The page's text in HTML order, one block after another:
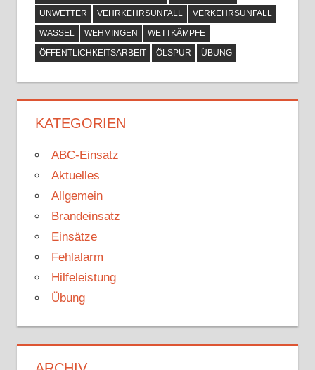
UNWETTER
VEHRKEHRSUNFALL
VERKEHRSUNFALL
WASSEL
WEHMINGEN
WETTKÄMPFE
ÖFFENTLICHKEITSARBEIT
ÖLSPUR ÜBUNG
KATEGORIEN
ABC-Einsatz
Aktuelles
Allgemein
Brandeinsatz
Einsätze
Fehlalarm
Hilfeleistung
Übung